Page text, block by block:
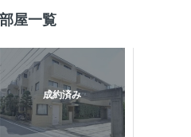
屋一覧
成約済み